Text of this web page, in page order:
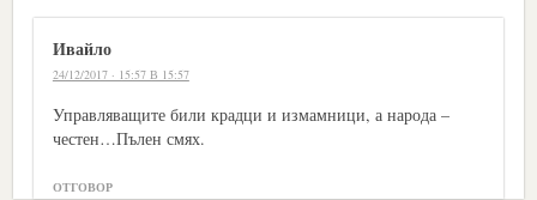
Ивайло
24/12/2017 · 15:57 В 15:57
Управляващите били крадци и измамници, а народа –
честен…Пълен смях.
ОТГОВОР